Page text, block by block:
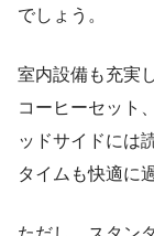
でしょう。
室内設備も充実
コーヒーセット
ッドサイドには
タイムも快適に